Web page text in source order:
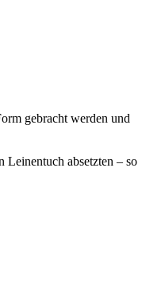
gebracht werden und
Leinentuch absetzten – so